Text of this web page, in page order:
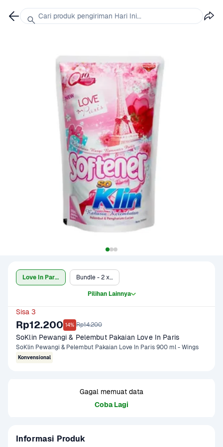
Love In Paris 820 mL Bundle - 2 x 820 mL
Pilihan Lainnya
Sisa 3
Rp12.200 14% Rp14.200
SoKlin Pewangi & Pelembut Pakaian Love In Paris
SoKlin Pewangi & Pelembut Pakaian Love In Paris 900 ml - Wings
Konvensional
Gagal memuat data
Coba Lagi
Informasi Produk
Cari produk pengiriman Hari Ini...